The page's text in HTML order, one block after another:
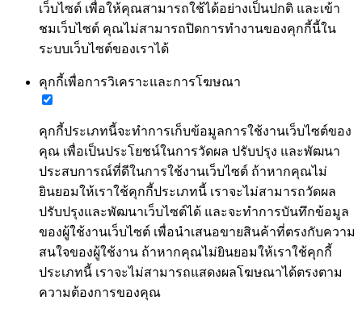
เว็บไซต์ เพื่อให้คุณสามารถใช้ได้อย่างเป็นปกติ และเข้า
ชมเว็บไซต์ คุณไม่สามารถปิดการทำงานของคุกกี้นี้ใน
ระบบเว็บไซต์ของเราได้
คุกกี้เพื่อการวิเคราะและการโฆษณา
คุกกี้ประเภทนี้จะทำการเก็บข้อมูลการใช้งานเว็บไซต์ของ
คุณ เพื่อเป็นประโยชน์ในการวัดผล ปรับปรุง และพัฒนา
ประสบการณ์ที่ดีในการใช้งานเว็บไซต์ ถ้าหากคุณไม่
ยินยอมให้เราใช้คุกกี้ประเภทนี้ เราจะไม่สามารถวัดผล
ปรับปรุงและพัฒนาเว็บไซต์ได้ และจะทำการบันทึกข้อมูล
ของผู้ใช้งานเว็บไซต์ เพื่อนำเสนอขายสินค้าที่ตรงกับความ
สนใจของผู้ใช้งาน ถ้าหากคุณไม่ยินยอมให้เราใช้คุกกี้
ประเภทนี้ เราจะไม่สามารถแสดงผลโฆษณาได้ตรงตาม
ความต้องการของคุณ